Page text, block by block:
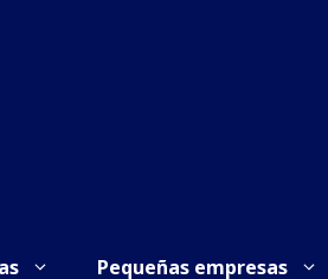
Pequeñas empresas